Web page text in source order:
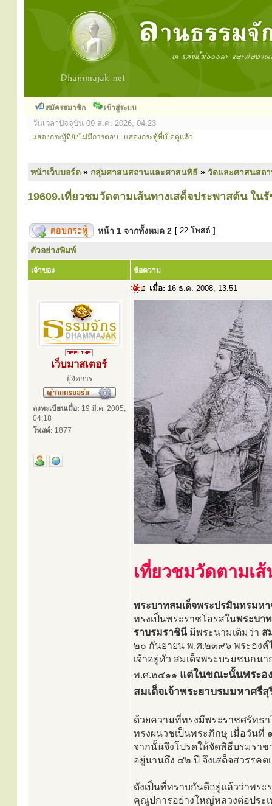
สมัครสมาชิก เข้าสู่ระบบ
วันเวลาปัจจุบัน 09 ส.ค. 2026, 04:23
แสดงกระทู้ที่ยังไม่มีการตอบ แสดงกระทู้ที่เปิดดูแล้ว
หน้าเว็บบอร์ด » กลุ่มศาสนสถานและศาสนพิธี » วัดและศาสนสถ
19609.เที่ยวชมวัดตามเส้นทางเสด็จประพาสต้น ใน
หน้า 1 จากทั้งหมด 2 [ 22 โพสต์ ]
ตัวอย่างพิมพ์
เจ้าของ ข้อความ
เมื่อ: 16 ธ.ค. 2008, 13:51
เว็บมาสเตอร์
ผู้จัดการ
ลงทะเบียนเมื่อ: 19 มี.ค. 2005,
04:18
โพสต์: 1877
เที่ยวชมวัดตามเ
พระบาทสมเด็จพระปรมินทรมห
ทรงเป็นพระราชโอรสในพระบา
ราบรมราชินีมีพระนามเดิมว่า ส
๒๐ กันยายน พ.ศ.๒๓๙๖ พระองค์
เจ้าอยู่หัว สมเด็จพระบรมชนกน
พ.ศ.๒๔๑๑ แต่ในขณะนั้นพระอ
สมเด็จเจ้าพระยาบรมมหาศรี
ด้วยความที่ทรงมีพระราชศรัทธ
ทรงผนวชเป็นพระภิกษุ เมื่อวันที่
จากนั้นจึงโปรดให้จัดพิธีบรมรา
อยู่นานถึง ๔๒ ปี จึงเสด็จสวรร
ดังเป็นที่ทราบกันดีอยู่แล้วว่าพร
คุณูปการอย่างใหญ่หลวงต่อประ